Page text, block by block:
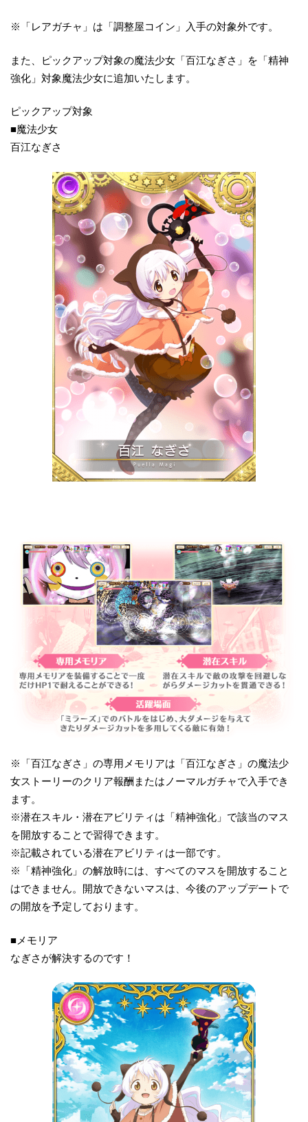
※「レアガチャ」は「調整屋コイン」入手の対象外です。
また、ピックアップ対象の魔法少女「百江なぎさ」を「精神
強化」対象魔法少女に追加いたします。
ピックアップ対象
■魔法少女
百江なぎさ
※「百江なぎさ」の専用メモリアは「百江なぎさ」の魔法少
女ストーリーのクリア報酬またはノーマルガチャで入手でき
ます。
※潜在スキル・潜在アビリティは「精神強化」で該当のマス
を開放することで習得できます。
※記載されている潜在アビリティは一部です。
※「精神強化」の解放時には、すべてのマスを開放すること
はできません。開放できないマスは、今後のアップデートで
の開放を予定しております。
■メモリア
なぎさが解決するのです！